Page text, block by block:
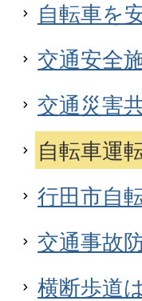
自転車を
交通安全
交通災害
自転車運
行田市自
交通事故
横断歩道